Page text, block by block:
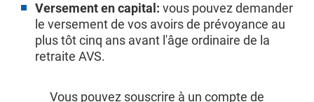
Versement en capital: vous pouvez demander
le versement de vos avoirs de prévoyance au
plus tôt cinq ans avant l'âge ordinaire de la
retraite AVS.
Vous pouvez souscrire à un compte de